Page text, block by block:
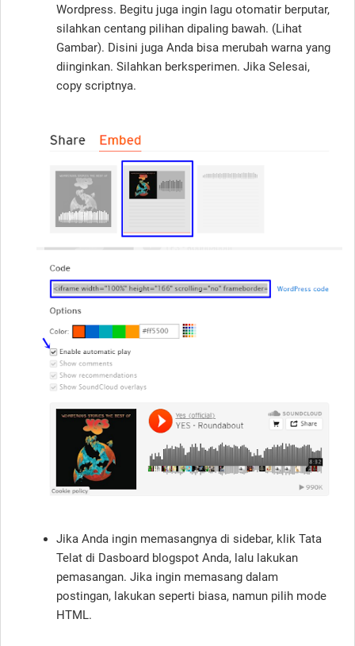
Wordpress. Begitu juga ingin lagu otomatir berputar,
silahkan centang pilihan dipaling bawah. (Lihat
Gambar). Disini juga Anda bisa merubah warna yang
diinginkan. Silahkan berksperimen. Jika Selesai,
copy scriptnya.
Jika Anda ingin memasangnya di sidebar, klik Tata
Telat di Dasboard blogspot Anda, lalu lakukan
pemasangan. Jika ingin memasang dalam
postingan, lakukan seperti biasa, namun pilih mode
HTML.